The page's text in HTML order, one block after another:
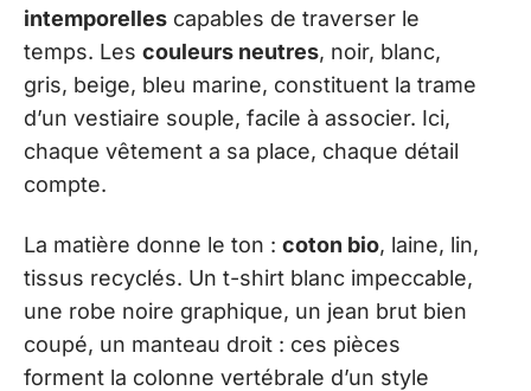
intemporelles capables de traverser le
temps. Les couleurs neutres, noir, blanc,
gris, beige, bleu marine, constituent la trame
d’un vestiaire souple, facile à associer. Ici,
chaque vêtement a sa place, chaque détail
compte.
La matière donne le ton : coton bio, laine, lin,
tissus recyclés. Un t-shirt blanc impeccable,
une robe noire graphique, un jean brut bien
coupé, un manteau droit : ces pièces
forment la colonne vertébrale d’un style